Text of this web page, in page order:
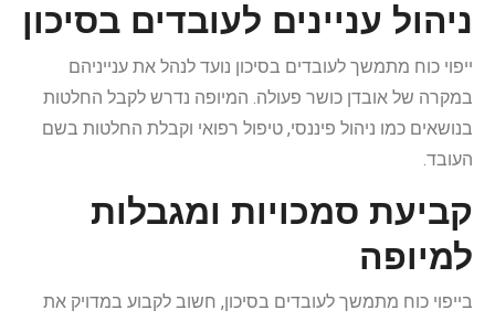
ניהול עניינים לעובדים בסיכון
ייפוי כוח מתמשך לעובדים בסיכון נועד לנהל את ענייניהם
במקרה של אובדן כושר פעולה. המיופה נדרש לקבל החלטות
בנושאים כמו ניהול פיננסי, טיפול רפואי וקבלת החלטות בשם
העובד.
קביעת סמכויות ומגבלות
למיופה
בייפוי כוח מתמשך לעובדים בסיכון, חשוב לקבוע במדויק את